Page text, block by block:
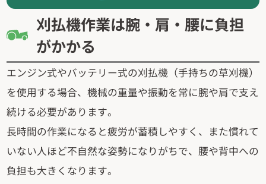
刈払機作業は腕・肩・腰に負担
がかかる
エンジン式やバッテリー式の刈払機（手持ちの草刈機）
を使用する場合、機械の重量や振動を常に腕や肩で支え
続ける必要があります。
長時間の作業になると疲労が蓄積しやすく、また慣れて
いない人ほど不自然な姿勢になりがちで、腰や背中への
負担も大きくなります。